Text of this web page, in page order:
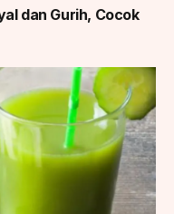
dan Gurih, Cocok